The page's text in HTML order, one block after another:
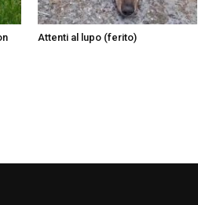
Attenti al lupo (ferito)